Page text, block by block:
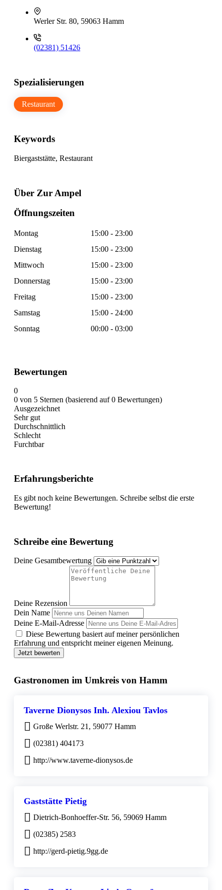
Werler Str. 80, 59063 Hamm
(02381) 51426
Spezialisierungen
Restaurant
Keywords
Biergaststätte, Restaurant
Über Zur Ampel
Öffnungszeiten
Montag
15:00 - 23:00
Dienstag
15:00 - 23:00
Mittwoch
15:00 - 23:00
Donnerstag
15:00 - 23:00
Freitag
15:00 - 23:00
Samstag
15:00 - 24:00
Sonntag
00:00 - 03:00
Bewertungen
0
0 von 5 Sternen (basierend auf 0 Bewertungen)
Ausgezeichnet
Sehr gut
Durchschnittlich
Schlecht
Furchtbar
Erfahrungsberichte
Es gibt noch keine Bewertungen. Schreibe selbst die erste
Bewertung!
Schreibe eine Bewertung
Deine Gesamtbewertung
Deine Rezension
Dein Name
Deine E-Mail-Adresse
Diese Bewertung basiert auf meiner persönlichen
Erfahrung und entspricht meiner eigenen Meinung.
Jetzt bewerten
Gastronomen im Umkreis von Hamm
Taverne Dionysos Inh. Alexiou Tavlos
Große Werlstr. 21, 59077 Hamm
(02381) 404173
http://www.taverne-dionysos.de
Gaststätte Pietig
Dietrich-Bonhoeffer-Str. 56, 59069 Hamm
(02385) 2583
http://gerd-pietig.9gg.de